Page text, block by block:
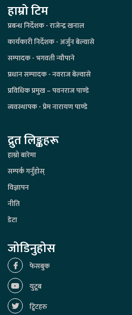
हाम्रो टिम
प्रबन्ध निर्देशक - राजेन्द्र खनाल
कार्यकारी निर्देशक - अर्जुन बेल्वासे
सम्पादक - भगवती न्यौपाने
प्रधान सम्पादक - नवराज बेल्वासे
प्रविधिक प्रमुख – पवनराज पाण्डे
व्यवस्थापक - प्रेम नारायण पाण्डे
द्रुत लिङ्कहरू
हाम्रो बारेमा
सम्पर्क गर्नुहोस्
विज्ञापन
नीति
डेटा
जोडिनुहोस
फेसबुक
युटूब
ट्विटहरु